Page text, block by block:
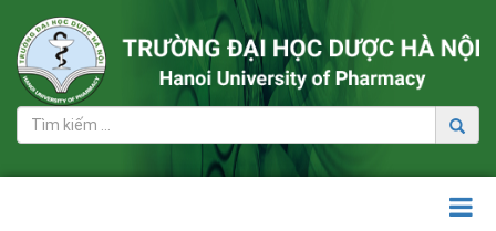
Tuyển
sinh
Đại